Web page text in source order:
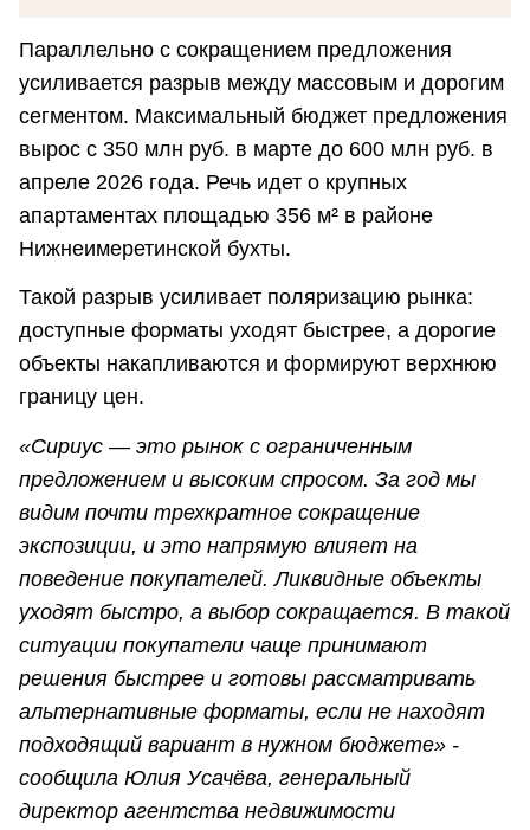
Параллельно с сокращением предложения
усиливается разрыв между массовым и дорогим
сегментом. Максимальный бюджет предложения
вырос с 350 млн руб. в марте до 600 млн руб. в
апреле 2026 года. Речь идет о крупных
апартаментах площадью 356 м² в районе
Нижнеимеретинской бухты.
Такой разрыв усиливает поляризацию рынка:
доступные форматы уходят быстрее, а дорогие
объекты накапливаются и формируют верхнюю
границу цен.
«Сириус — это рынок с ограниченным
предложением и высоким спросом. За год мы
видим почти трехкратное сокращение
экспозиции, и это напрямую влияет на
поведение покупателей. Ликвидные объекты
уходят быстро, а выбор сокращается. В такой
ситуации покупатели чаще принимают
решения быстрее и готовы рассматривать
альтернативные форматы, если не находят
подходящий вариант в нужном бюджете» -
сообщила Юлия Усачёва, генеральный
директор агентства недвижимости